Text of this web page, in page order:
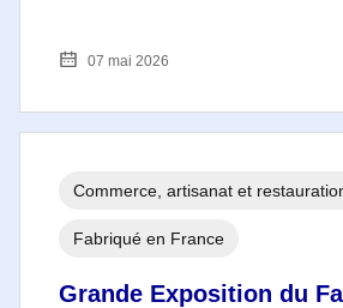
07 mai 2026
Grande Exposition du
Commerce, artisanat et
Fabriqué en France